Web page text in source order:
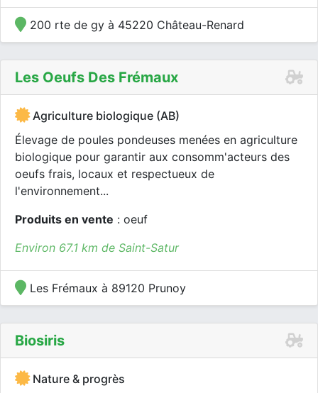
200 rte de gy à 45220 Château-Renard
Les Oeufs Des Frémaux
Agriculture biologique (AB)
Élevage de poules pondeuses menées en agriculture
biologique pour garantir aux consomm'acteurs des
oeufs frais, locaux et respectueux de
l'environnement...
Produits en vente : oeuf
Environ 67.1 km de Saint-Satur
Les Frémaux à 89120 Prunoy
Biosiris
Nature & progrès